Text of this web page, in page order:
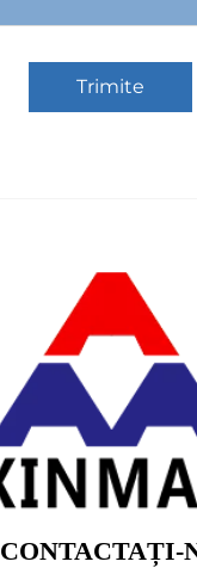
Trimite
CONTACTAȚI-